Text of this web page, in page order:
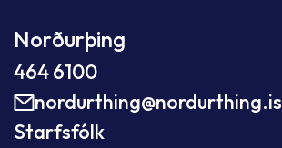
Norðurþing
464 6100
nordurthing@nordurthing.is
Starfsfólk